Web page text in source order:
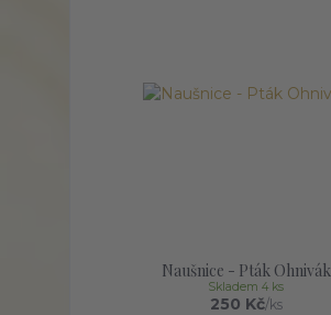
Naušnice - Pták Ohnivák
250 Kč/ks
Skladem 4 ks